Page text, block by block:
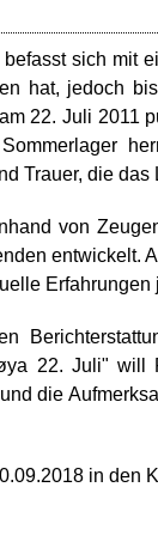
sich mit
hat, jedoch
22. Juli 2011
Trauer, die
von
entwickelt.
Erfahrungen
22. Juli"
die
in den